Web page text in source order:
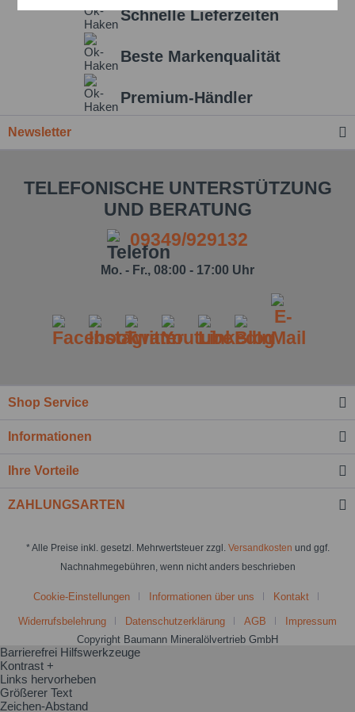
Schnelle Lieferzeiten
Beste Markenqualität
Premium-Händler
Newsletter
TELEFONISCHE UNTERSTÜTZUNG
UND BERATUNG
09349/929132
Mo. - Fr., 08:00 - 17:00 Uhr
Shop Service
Informationen
Ihre Vorteile
ZAHLUNGSARTEN
* Alle Preise inkl. gesetzl. Mehrwertsteuer zzgl. Versandkosten und ggf.
Nachnahmegebühren, wenn nicht anders beschrieben
Cookie-Einstellungen Informationen über uns Kontakt
Widerrufsbelehrung Datenschutzerklärung AGB
Impressum
Copyright Baumann Mineralölvertrieb GmbH
Einstellungen speichern
Barrierefrei Hilfswerkzeuge
Kontrast +
Links hervorheben
Größerer Text
Zeichen-Abstand